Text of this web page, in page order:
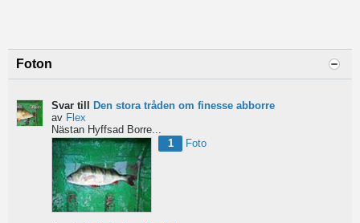
Foton
Svar till Den stora tråden om finesse abborre
av Flex
Nästan Hyffsad Borre...
1
Foto